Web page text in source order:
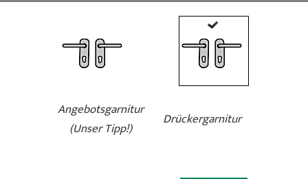
Angebotsgarnitur
(Unser Tipp!)
Drückergarnitur